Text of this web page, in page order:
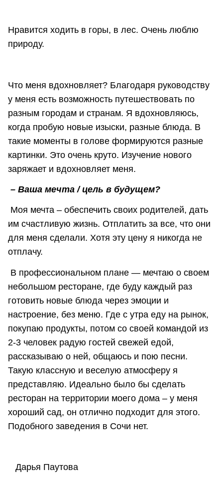
Нравится ходить в горы, в лес. Очень люблю
природу.
Что меня вдохновляет? Благодаря руководству
у меня есть возможность путешествовать по
разным городам и странам. Я вдохновляюсь,
когда пробую новые изыски, разные блюда. В
такие моменты в голове формируются разные
картинки. Это очень круто. Изучение нового
заряжает и вдохновляет меня.
– Ваша мечта / цель в будущем?
Моя мечта – обеспечить своих родителей, дать
им счастливую жизнь. Отплатить за все, что они
для меня сделали. Хотя эту цену я никогда не
отплачу.
В профессиональном плане — мечтаю о своем
небольшом ресторане, где буду каждый раз
готовить новые блюда через эмоции и
настроение, без меню. Где с утра еду на рынок,
покупаю продукты, потом со своей командой из
2-3 человек радую гостей свежей едой,
рассказываю о ней, общаюсь и пою песни.
Такую классную и веселую атмосферу я
представляю. Идеально было бы сделать
ресторан на территории моего дома – у меня
хороший сад, он отлично подходит для этого.
Подобного заведения в Сочи нет.
Дарья Паутова